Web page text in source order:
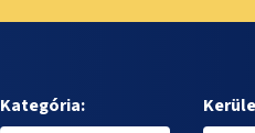
Kategória: